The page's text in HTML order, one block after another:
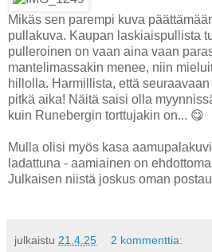
Mikäs sen parempi kuva
pullakuva. Kaupan laskiaispullista
pulleroinen on vaan aina vaan
mantelimassakin menee, niin
hillolla. Harmillista, että
pitkä aika! Näitä saisi olla
kuin Runebergin torttujakin on... 😋
Mulla olisi myös kasa
ladattuna - aamiainen on
Julkaisen niistä joskus oman
julkaistu 21.4.25 2 kommenttia: